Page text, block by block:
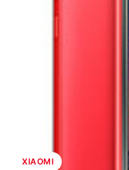
XIAOMI